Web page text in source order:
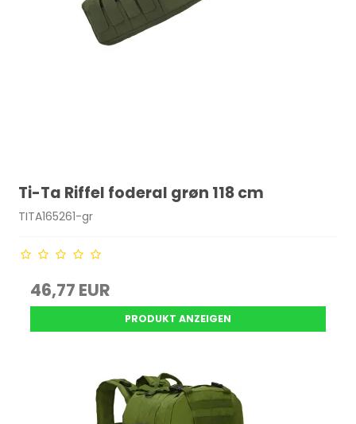
Ti-Ta Riffel foderal grøn 118 cm
TITA165261-gr
46,77 EUR
PRODUKT ANZEIGEN